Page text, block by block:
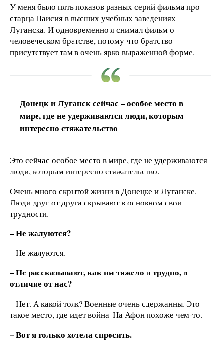
У меня было пять показов разных серий фильма про
старца Паисия в высших учебных заведениях
Луганска. И одновременно я снимал фильм о
человеческом братстве, потому что братство
присутствует там в очень ярко выраженной форме.
Донецк и Луганск сейчас – особое место в
мире, где не удерживаются люди, которым
интересно стяжательство
Это сейчас особое место в мире, где не удерживаются
люди, которым интересно стяжательство.
Очень много скрытой жизни в Донецке и Луганске.
Люди друг от друга скрывают в основном свои
трудности.
– Не жалуются?
– Не жалуются.
– Не рассказывают, как им тяжело и трудно, в
отличие от нас?
– Нет. А какой толк? Военные очень сдержанны. Это
такое место, где идет война. На Афон похоже чем-то.
– Вот я только хотела спросить.